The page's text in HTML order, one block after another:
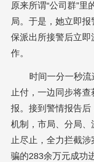
原来所谓“公司群”
局。于是，她立即
保派出所接警后立
作。
时间一分一秒
止付，一边同步将
报。接到警情报告
机制，市局、分局
止尽止，全力拦截
骗的283余万元成功